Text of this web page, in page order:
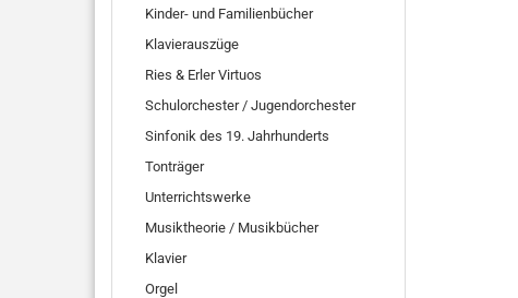
Kinder- und Familienbücher
Klavierauszüge
Ries & Erler Virtuos
Schulorchester / Jugendorchester
Sinfonik des 19. Jahrhunderts
Tonträger
Unterrichtswerke
Musiktheorie / Musikbücher
Klavier
Orgel